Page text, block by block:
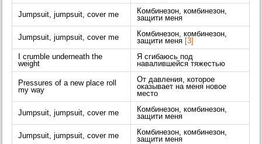
Jumpsuit, jumpsuit, cover me
Комбинезон, комбинезон,
защити меня
Jumpsuit, jumpsuit, cover me
Комбинезон, комбинезон,
защити меня [3]
I crumble underneath the
weight
Я сгибаюсь под
навалившейся тяжестью
Pressures of a new place roll
my way
От давления, которое
оказывает на меня новое
место
Jumpsuit, jumpsuit, cover me
Комбинезон, комбинезон,
защити меня
Jumpsuit, jumpsuit, cover me
Комбинезон, комбинезон,
защити меня